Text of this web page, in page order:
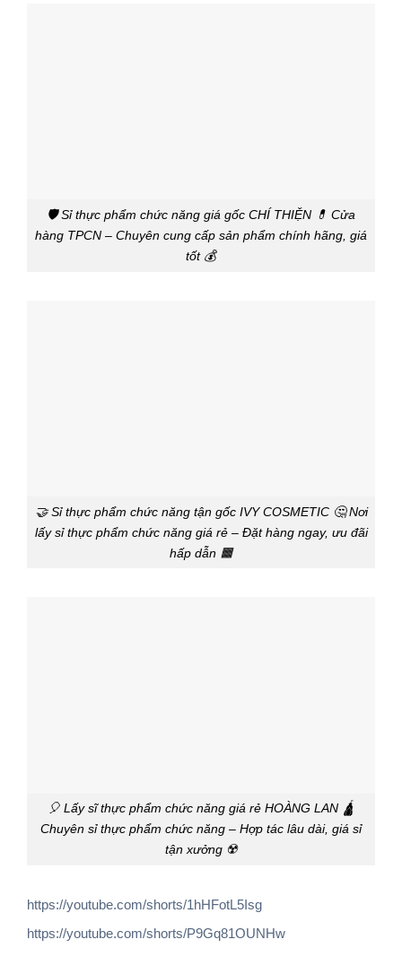
🛡️ Sỉ thực phẩm chức năng giá gốc CHÍ THIỆN 💊 Cửa
hàng TPCN – Chuyên cung cấp sản phẩm chính hãng, giá
tốt 💰
🤝 Sỉ thực phẩm chức năng tận gốc IVY COSMETIC 🤔 Nơi
lấy sỉ thực phẩm chức năng giá rẻ – Đặt hàng ngay, ưu đãi
hấp dẫn 🟧
🎈 Lấy sĩ thực phẩm chức năng giá rẻ HOÀNG LAN 🛕
Chuyên sỉ thực phẩm chức năng – Hợp tác lâu dài, giá sỉ
tận xưởng ☢️
https://youtube.com/shorts/1hHFotL5Isg
https://youtube.com/shorts/P9Gq81OUNHw